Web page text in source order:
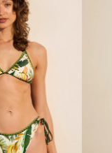
umožňuje
pleteniny
, materiál je
vzorem